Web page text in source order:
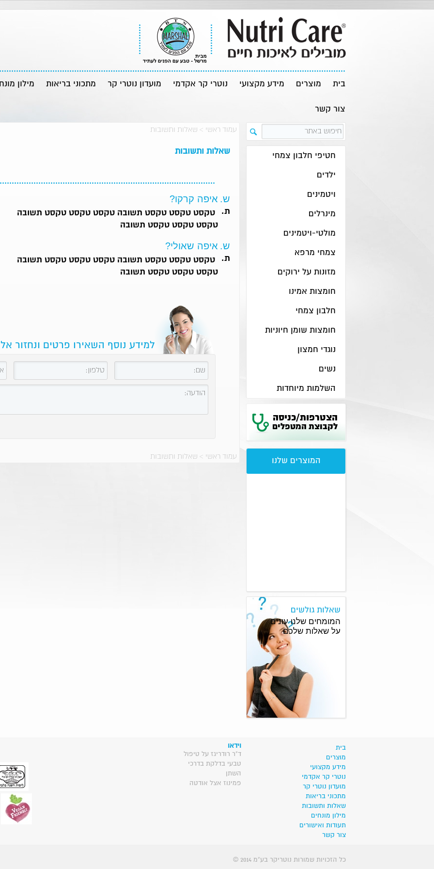
בית מוצרים מידע מקצועי נוטרי קר אקדמי מועדון נוטרי קר מתכוני בריאות מילון
צור קשר
עמוד ראשי > שאלות ותשובות
שאלות ותשובות
ש. איפה קרקו?
ת.
טקסט טקסט טקסט תשובה טקסט טקסט טקסט תשובה
טקסט טקסט טקסט תשובה
ש. איפה שאולי?
ת.
טקסט טקסט טקסט תשובה טקסט טקסט טקסט תשובה
טקסט טקסט טקסט תשובה
למידע נוסף השאירו פרטים ונחזור
עמוד ראשי > שאלות ותשובות
חטיפי חלבון צמחי
ילדים
ויטמינים
מינרלים
מולטי-ויטמינים
צמחי מרפא
מזונות על ירוקים
חומצות אמינו
חלבון צמחי
חומצות שומן חיוניות
נוגדי חמצון
נשים
השלמות מיוחדות
הצטרפות/כניסה
לקבוצת המטפלים
המוצרים שלנו
שאלות גולשים
המומחים שלנו עונים
על שאלות שלכם
בית
מוצרים
מידע מקצועי
נוטרי קר אקדמי
מועדון נוטרי קר
מתכוני בריאות
שאלות ותשובות
מילון מונחים
תעודות ואישורים
צור קשר
וידאו
ד"ר רודריגז על טיפול
טבעי בדלקת בדרכי
השתן
פמינוז אצל אודטה
© 2014 כל הזכויות שמורות נוטריקר בע”מ